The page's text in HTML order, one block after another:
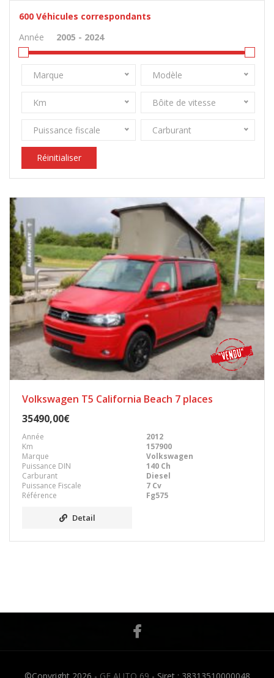
600 Véhicules correspondants
Année
Marque Modèle
Km Bôite de vitesse
Puissance fiscale Carburant
Réinitialiser
Volkswagen T5 California Beach 7 places
35490,00€
Année
2012
Km
157900
Marque
Volkswagen
Puissance DIN
140 Ch
Carburant
Diesel
Puissance Fiscale
7 Cv
Référence
Fg575
Detail